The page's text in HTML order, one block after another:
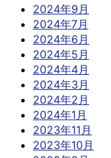
2024年9月
2024年7月
2024年6月
2024年5月
2024年4月
2024年3月
2024年2月
2024年1月
2023年11月
2023年10月